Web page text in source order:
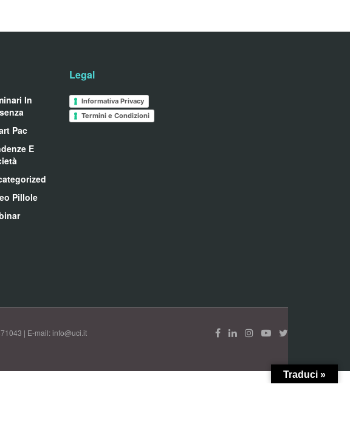
In
Pac
E
Pillole
Legal
Informativa Privacy
Termini e Condizioni
| E-mail: info@uci.it
Traduci »